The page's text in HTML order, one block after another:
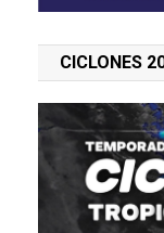
CICLONES